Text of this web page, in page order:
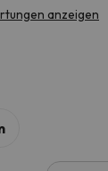
anzeigen